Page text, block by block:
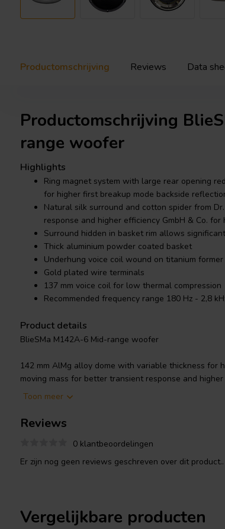
Productomschrijving Reviews Data
Productomschrijving
range woofer
Highlights
Ring magnet system with large rear opening
for higher first breakup mode backside
Natural silk surround and cotton spider from
response and higher efficiency GmbH & Co.
Surround hidden in basket rim allows
Thick aluminium powder coated basket
Underhung voice coil wound on titanium former
Gold plated wire terminals
137 mm voice coil for low thermal compression
Recommended frequency range 180 Hz - 2,8
Product details
BlieSMa M142A-6 Mid-range woofer
142 mm AlMg alloy dome with variable thickness for
moving mass for better transient response and
with copper sleeve for low non linear and modulation
Toon meer
Reviews
0 klantbeoordelingen
Er zijn nog geen reviews geschreven over dit product..
Vergelijkbare producten